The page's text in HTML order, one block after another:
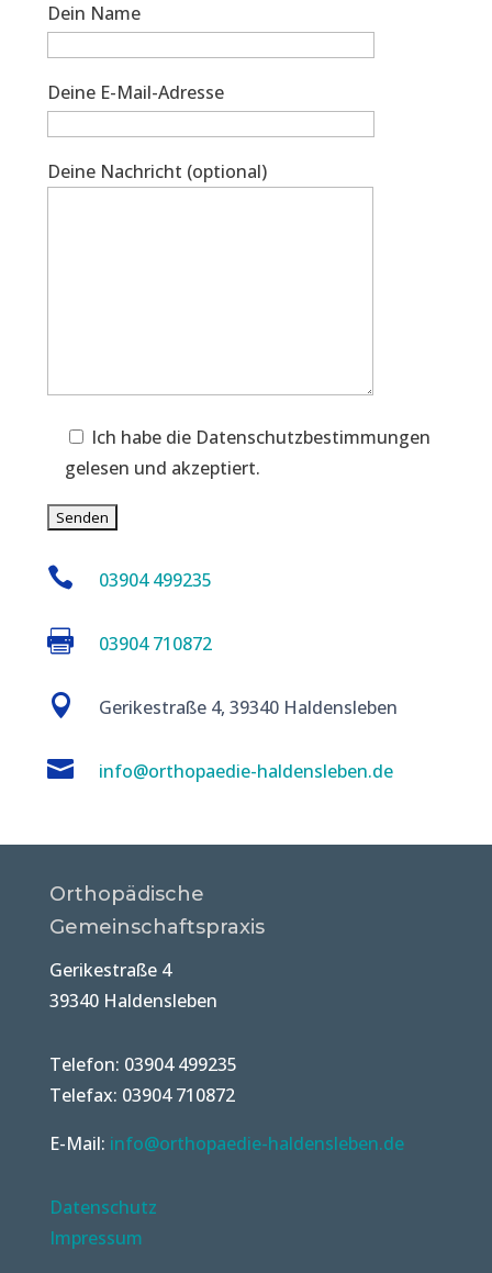
Dein Name
Deine E-Mail-Adresse
Deine Nachricht (optional)
Ich habe die Datenschutzbestimmungen
gelesen und akzeptiert.
 03904 499235
 03904 710872
 Gerikestraße 4, 39340 Haldensleben
 info@orthopaedie-haldensleben.de
Orthopädische
Gemeinschaftspraxis
Gerikestraße 4
39340 Haldensleben
Telefon: 03904 499235
Telefax: 03904 710872
E-Mail: info@orthopaedie-haldensleben.de
Datenschutz
Impressum